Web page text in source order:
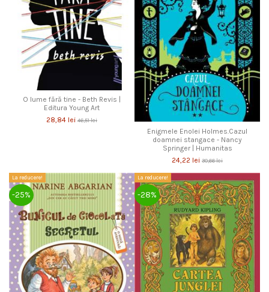
O lume fără tine - Beth Revis |
Editura Young Art
28,84 lei 46,51 lei
Enigmele Enolei Holmes.Cazul
doamnei stangace - Nancy
Springer | Humanitas
24,22 lei 30,66 lei
La reducere!
-25%
La reducere!
-28%